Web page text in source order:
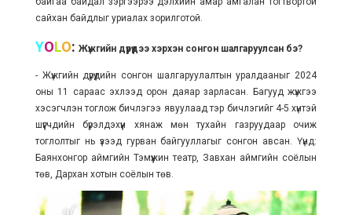
сайхан байдлыг уриалах зорилготой.
YOLO: Жүжгийн дүрүүдээ хэрхэн сонгон шалгаруулсан бэ?
- Жүжгийн дүрүүдийн сонгон шалгаруулалтын уралдааныг 2024
оны 11 сараас эхлээд орон даяар зарласан. Багууд жүжгээ
хэсэгчлэн тоглож бичлэгээ явуулаад тэр бичлэгийг 4-5 хүнтэй
шүүгчдийн бүрэлдэхүүн хянаж мөн тухайн газруудаар очиж
тоглолтыг нь үзээд гурван байгууллагыг сонгон авсан. Үүнд:
Баянхонгор аймгийн Тэмүүжин театр, Завхан аймгийн соёлын
төв, Дархан хотын соёлын төв.